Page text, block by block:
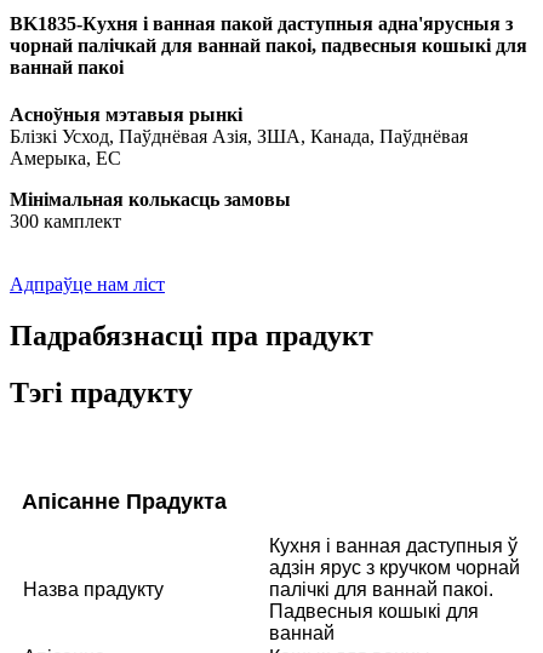
BK1835-Кухня і ванная пакой даступныя адна'ярусныя з
чорнай палічкай для ваннай пакоі, падвесныя кошыкі для
ваннай пакоі
Асноўныя мэтавыя рынкі
Блізкі Усход, Паўднёвая Азія, ЗША, Канада, Паўднёвая
Амерыка, ЕС
Мінімальная колькасць замовы
300 камплект
Адпраўце нам ліст
Падрабязнасці пра прадукт
Тэгі прадукту
Апісанне Прадукта
Назва прадукту
Кухня і ванная даступныя ў
адзін ярус з кручком чорнай
палічкі для ваннай пакоі.
Падвесныя кошыкі для
ваннай